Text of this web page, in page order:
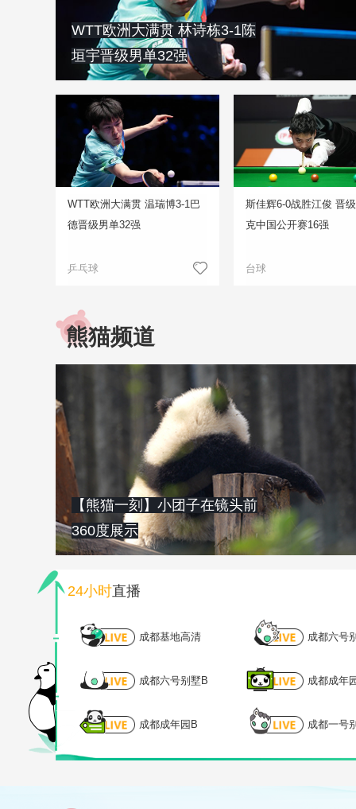
WTT欧洲大满贯 林诗栋3-1陈
垣宇晋级男单32强
WTT欧洲大满贯 温瑞博3-1巴
德晋级男单32强
乒乓球
斯佳辉6-0战胜江俊 晋
克中国公开赛16强
台球
熊猫频道
【熊猫一刻】小团子在镜头前
360度展示
24小时直播
成都基地高清 成都六号
成都六号别墅B 成都成年
成都成年园B 成都一号